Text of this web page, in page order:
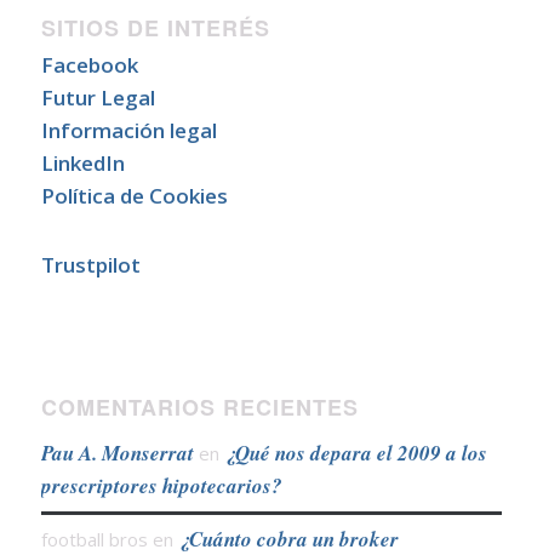
SITIOS DE INTERÉS
Facebook
Futur Legal
Información legal
LinkedIn
Política de Cookies
Trustpilot
COMENTARIOS RECIENTES
Pau A. Monserraten ¿Qué nos depara el 2009 a los
prescriptores hipotecarios?
football bros en ¿Cuánto cobra un broker